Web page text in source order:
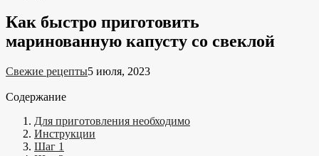
Как быстро приготовить
маринованную капусту со свеклой
Свежие рецепты5 июля, 2023
Содержание
Для приготовления необходимо
Инструкции
Шаг 1